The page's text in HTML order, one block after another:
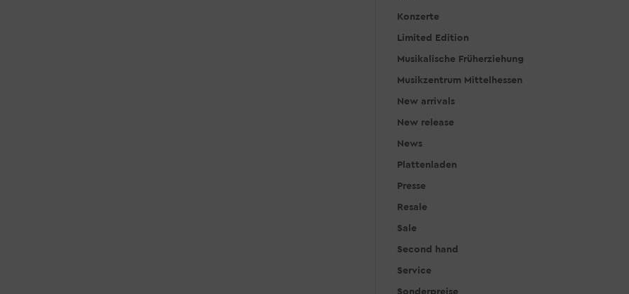
Konzerte
Limited Edition
Musikalische Früherziehung
Musikzentrum Mittelhessen
New arrivals
New release
News
Plattenladen
Presse
Resale
Sale
Second hand
Service
Sonderpreise